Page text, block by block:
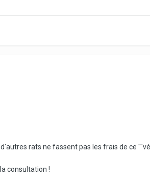
rats ne fassent pas les frais de ce
consultation !